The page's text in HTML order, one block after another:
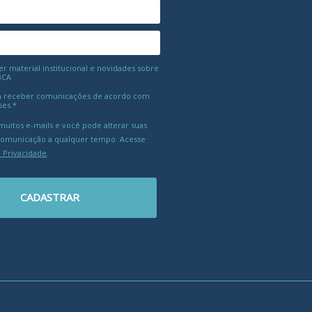
material institucional e novidades sobre
comunicações de acordo com
e-mails e você pode alterar suas
a qualquer tempo. Acesse
Privacidade
CADASTRAR